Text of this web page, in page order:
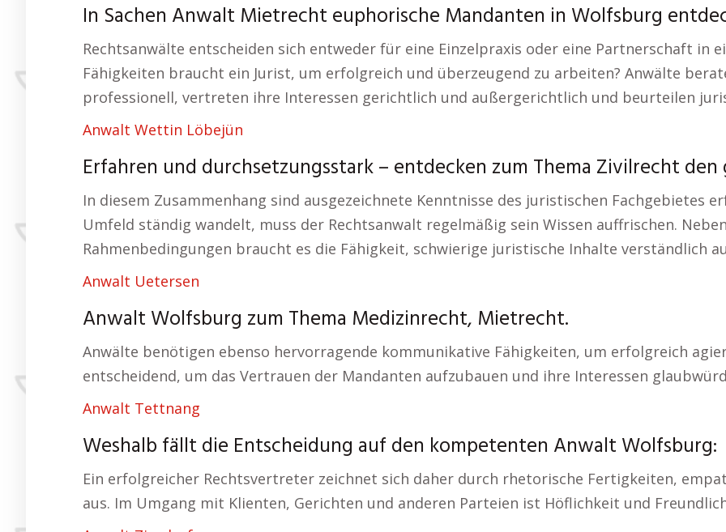
In Sachen Anwalt Mietrecht euphorische Mandanten in Wolfsburg
Rechtsanwälte entscheiden sich entweder für eine Einzelpraxis oder eine Partnerschaft in
Fähigkeiten braucht ein Jurist, um erfolgreich und überzeugend zu arbeiten? Anwälte
professionell, vertreten ihre Interessen gerichtlich und außergerichtlich und beurteilen
Anwalt Wettin Löbejün
Erfahren und durchsetzungsstark – entdecken zum Thema Zivilrecht
In diesem Zusammenhang sind ausgezeichnete Kenntnisse des juristischen Fachgebietes
Umfeld ständig wandelt, muss der Rechtsanwalt regelmäßig sein Wissen auffrischen.
Rahmenbedingungen braucht es die Fähigkeit, schwierige juristische Inhalte verständlich
Anwalt Uetersen
Anwalt Wolfsburg zum Thema Medizinrecht, Mietrecht.
Anwälte benötigen ebenso hervorragende kommunikative Fähigkeiten, um erfolgreich
entscheidend, um das Vertrauen der Mandanten aufzubauen und ihre Interessen
Anwalt Tettnang
Weshalb fällt die Entscheidung auf den kompetenten Anwalt Wolfsburg:
Ein erfolgreicher Rechtsvertreter zeichnet sich daher durch rhetorische Fertigkeiten,
aus. Im Umgang mit Klienten, Gerichten und anderen Parteien ist Höflichkeit und